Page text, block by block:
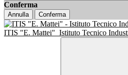
Conferma
Annulla Conferma
ITIS "E. Mattei" Istituto Tecnico